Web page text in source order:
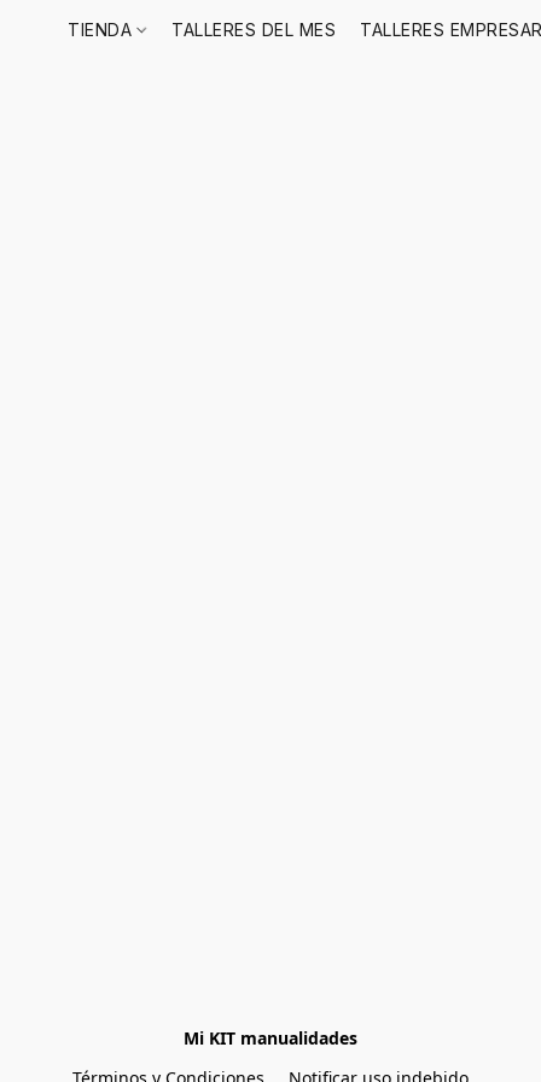
TIENDA TALLERES DEL MES TALLERES
Mi KIT manualidades